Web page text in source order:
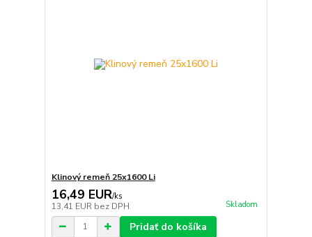
Klinový remeň 25x1600 Li
16,49 EUR/ks
13,41 EUR bez DPH Skladom
Pridať do košíka